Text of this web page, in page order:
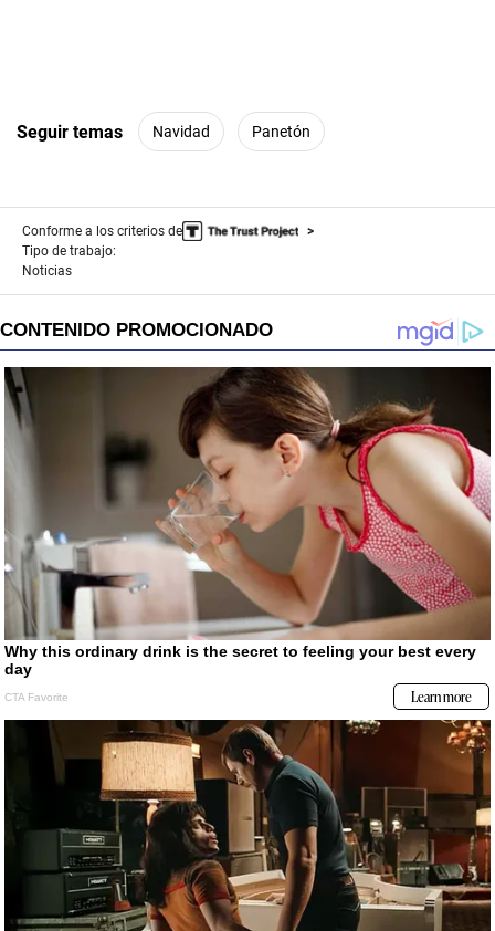
Seguir temas Navidad Panetón
Conforme a los criterios de
Tipo de trabajo:
Noticias